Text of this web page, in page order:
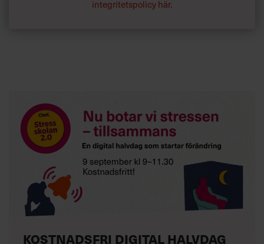
miljömål butiken har. Sedan ska checklistan rapporteras
producera en miljon ekologiska plagg i år. Det målet når
vi.«
Varje vecka utser vi en CSR-profil på
Chef.se. Känner du en hållbar ledare?
Tipsa oss på red@chef.se!
integritetspolicy här.
KOSTNADSFRI DIGITAL HALVDAG